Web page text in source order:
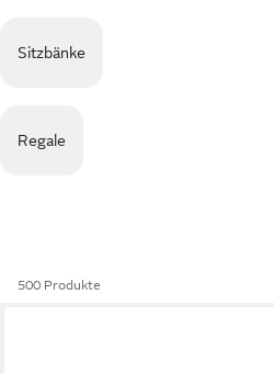
Sitzbänke
Regale
500 Produkte